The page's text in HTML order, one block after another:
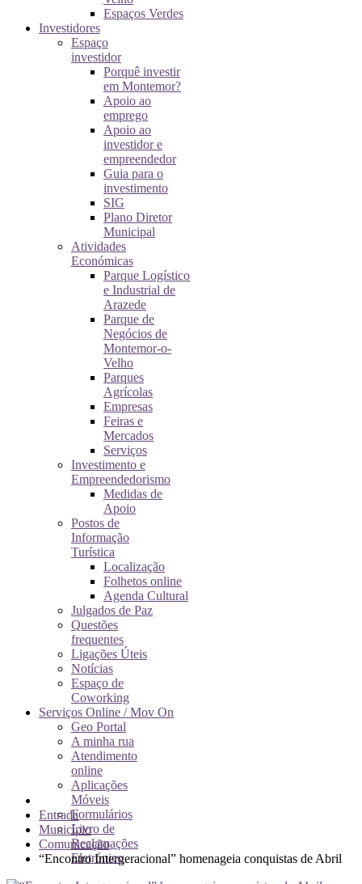
Espaços Verdes
Investidores
Espaço
investidor
Porquê investir
em Montemor?
Apoio ao
emprego
Apoio ao
investidor e
empreendedor
Guia para o
investimento
SIG
Plano Diretor
Municipal
Atividades
Económicas
Parque Logístico
e Industrial de
Arazede
Parque de
Negócios de
Montemor-o-
Velho
Parques
Agrícolas
Empresas
Feiras e
Mercados
Serviços
Investimento e
Empreendedorismo
Medidas de
Apoio
Postos de
Informação
Turística
Localização
Folhetos online
Agenda Cultural
Julgados de Paz
Questões
frequentes
Ligações Úteis
Notícias
Espaço de
Coworking
Serviços Online / Mov On
Geo Portal
A minha rua
Atendimento
online
Aplicações
Móveis
Formulários
Livro de
Reclamações
Eletrónico
Entrada
Município
Comunicação
“Encontro Intergeracional” homenageia conquistas de Abril